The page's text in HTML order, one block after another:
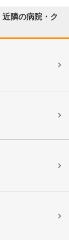
近隣の病院・ク